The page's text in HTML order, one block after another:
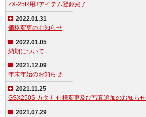
ZX-25R用3アイテム登録完了
2022.01.31
価格変更のお知らせ
2022.01.05
納期について
2021.12.09
年末年始のお知らせ
2021.11.25
GSX250S カタナ 仕様変更及び写真追加のお知らせ
2021.07.29